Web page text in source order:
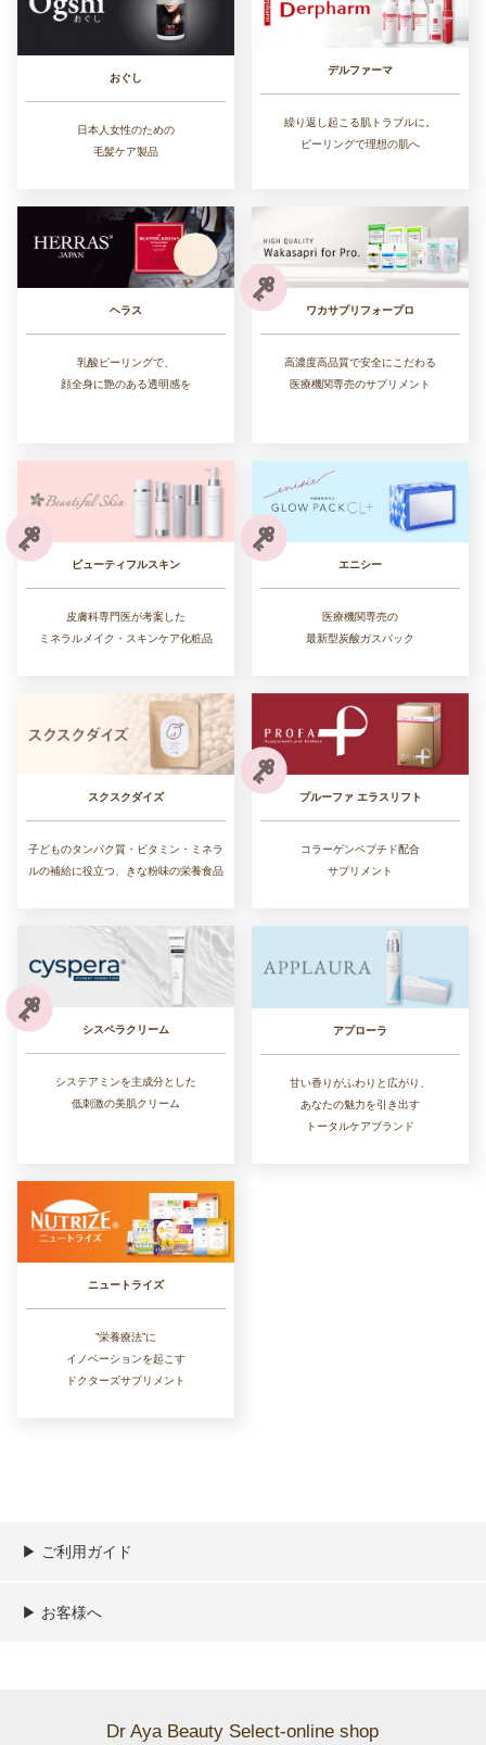
おぐし
日本人女性のための
毛髪ケア製品
デルファーマ
繰り返し起こる肌トラブルに。
ピーリングで理想の肌へ
ヘラス
乳酸ピーリングで、
顔全身に艶のある透明感を
ワカサプリフォープロ
高濃度高品質で安全にこだわる
医療機関専売のサプリメント
ビューティフルスキン
皮膚科専門医が考案した
ミネラルメイク・スキンケア化粧品
エニシー
医療機関専売の
最新型炭酸ガスパック
スクスクダイズ
子どものタンパク質・ビタミン・ミネラ
ルの補給に役立つ、きな粉味の栄養食品
プルーファ エラスリフト
コラーゲンペプチド配合
サプリメント
シスペラクリーム
システアミンを主成分とした
低刺激の美肌クリーム
アプローラ
甘い香りがふわりと広がり、
あなたの魅力を引き出す
トータルケアブランド
ニュートライズ
”栄養療法”に
イノベーションを起こす
ドクターズサプリメント
▶︎ ご利用ガイド
ご利用ガイド
決済／配送／送料について
取り扱い商品一覧
顧客情報の取扱について
特定商取引法の表記
▶︎ お客様へ
Dr Aya Beauty Select-online shop